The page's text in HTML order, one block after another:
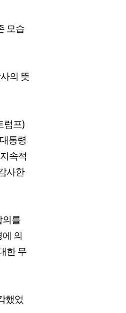
모습
의 뜻
럼프)
통령
속적
사한
의를
의
한 무
했었